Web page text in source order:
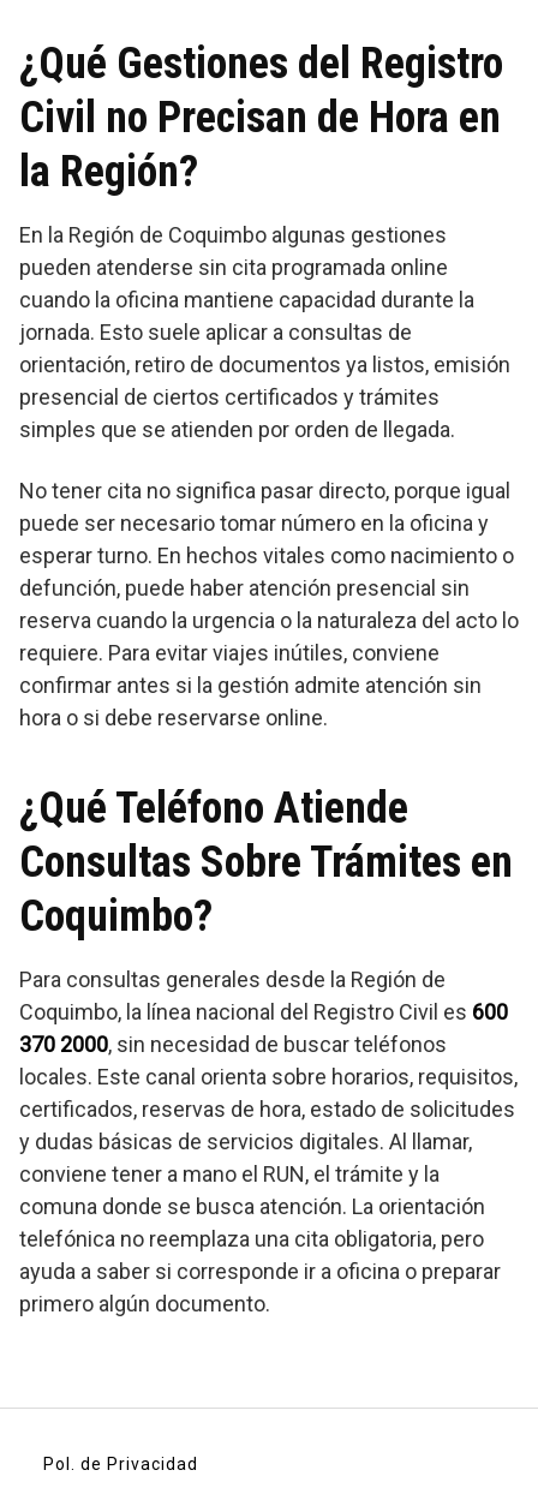
¿Qué Gestiones del Registro
Civil no Precisan de Hora en
la Región?
En la Región de Coquimbo algunas gestiones
pueden atenderse sin cita programada online
cuando la oficina mantiene capacidad durante la
jornada. Esto suele aplicar a consultas de
orientación, retiro de documentos ya listos, emisión
presencial de ciertos certificados y trámites
simples que se atienden por orden de llegada.
No tener cita no significa pasar directo, porque igual
puede ser necesario tomar número en la oficina y
esperar turno. En hechos vitales como nacimiento o
defunción, puede haber atención presencial sin
reserva cuando la urgencia o la naturaleza del acto lo
requiere. Para evitar viajes inútiles, conviene
confirmar antes si la gestión admite atención sin
hora o si debe reservarse online.
¿Qué Teléfono Atiende
Consultas Sobre Trámites en
Coquimbo?
Para consultas generales desde la Región de
Coquimbo, la línea nacional del Registro Civil es 600
370 2000, sin necesidad de buscar teléfonos
locales. Este canal orienta sobre horarios, requisitos,
certificados, reservas de hora, estado de solicitudes
y dudas básicas de servicios digitales. Al llamar,
conviene tener a mano el RUN, el trámite y la
comuna donde se busca atención. La orientación
telefónica no reemplaza una cita obligatoria, pero
ayuda a saber si corresponde ir a oficina o preparar
primero algún documento.
Pol. de Privacidad